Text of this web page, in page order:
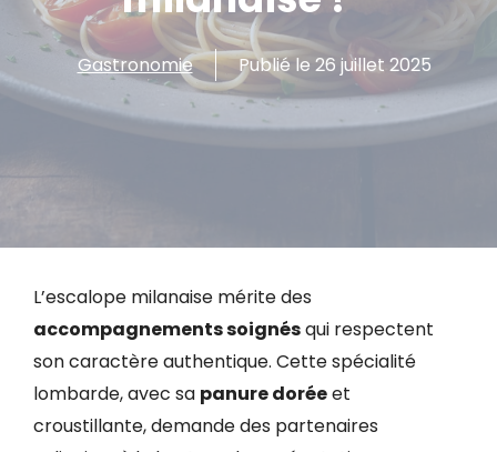
Gastronomie Publié le 26 juillet 2025
L’escalope milanaise mérite des
accompagnements soignésqui respectent
son caractère authentique. Cette spécialité
lombarde, avec sa panure doréeet
croustillante, demande des partenaires